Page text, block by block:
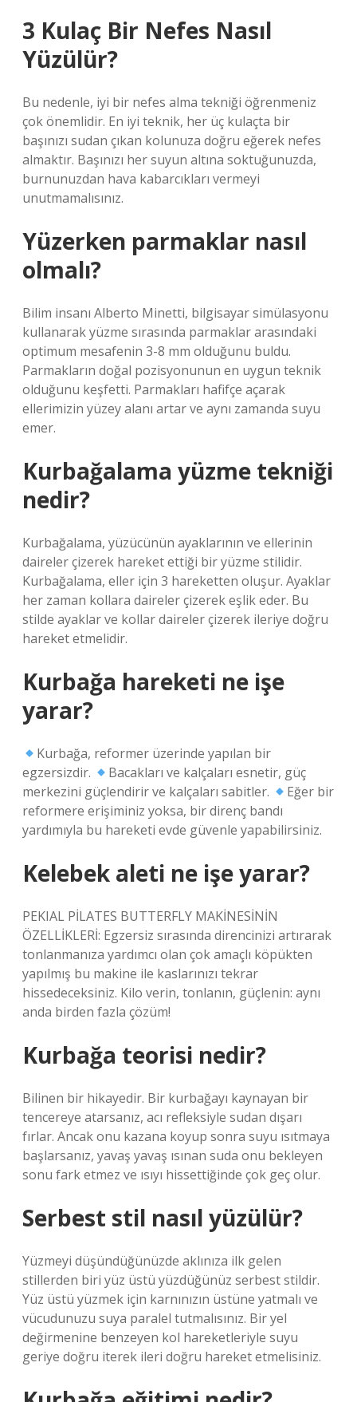
3 Kulaç Bir Nefes Nasıl
Yüzülür?
Bu nedenle, iyi bir nefes alma tekniği öğrenmeniz
çok önemlidir. En iyi teknik, her üç kulaçta bir
başınızı sudan çıkan kolunuza doğru eğerek nefes
almaktır. Başınızı her suyun altına soktuğunuzda,
burnunuzdan hava kabarcıkları vermeyi
unutmamalısınız.
Yüzerken parmaklar nasıl
olmalı?
Bilim insanı Alberto Minetti, bilgisayar simülasyonu
kullanarak yüzme sırasında parmaklar arasındaki
optimum mesafenin 3-8 mm olduğunu buldu.
Parmakların doğal pozisyonunun en uygun teknik
olduğunu keşfetti. Parmakları hafifçe açarak
ellerimizin yüzey alanı artar ve aynı zamanda suyu
emer.
Kurbağalama yüzme tekniği
nedir?
Kurbağalama, yüzücünün ayaklarının ve ellerinin
daireler çizerek hareket ettiği bir yüzme stilidir.
Kurbağalama, eller için 3 hareketten oluşur. Ayaklar
her zaman kollara daireler çizerek eşlik eder. Bu
stilde ayaklar ve kollar daireler çizerek ileriye doğru
hareket etmelidir.
Kurbağa hareketi ne işe
yarar?
Kurbağa, reformer üzerinde yapılan bir
egzersizdir.
Bacakları ve kalçaları esnetir, güç
merkezini güçlendirir ve kalçaları sabitler.
Eğer bir
reformere erişiminiz yoksa, bir direnç bandı
yardımıyla bu hareketi evde güvenle yapabilirsiniz.
Kelebek aleti ne işe yarar?
PEKIAL PİLATES BUTTERFLY MAKİNESİNİN
ÖZELLİKLERİ: Egzersiz sırasında direncinizi artırarak
tonlanmanıza yardımcı olan çok amaçlı köpükten
yapılmış bu makine ile kaslarınızı tekrar
hissedeceksiniz. Kilo verin, tonlanın, güçlenin: aynı
anda birden fazla çözüm!
Kurbağa teorisi nedir?
Bilinen bir hikayedir. Bir kurbağayı kaynayan bir
tencereye atarsanız, acı refleksiyle sudan dışarı
fırlar. Ancak onu kazana koyup sonra suyu ısıtmaya
başlarsanız, yavaş yavaş ısınan suda onu bekleyen
sonu fark etmez ve ısıyı hissettiğinde çok geç olur.
Serbest stil nasıl yüzülür?
Yüzmeyi düşündüğünüzde aklınıza ilk gelen
stillerden biri yüz üstü yüzdüğünüz serbest stildir.
Yüz üstü yüzmek için karnınızın üstüne yatmalı ve
vücudunuzu suya paralel tutmalısınız. Bir yel
değirmenine benzeyen kol hareketleriyle suyu
geriye doğru iterek ileri doğru hareket etmelisiniz.